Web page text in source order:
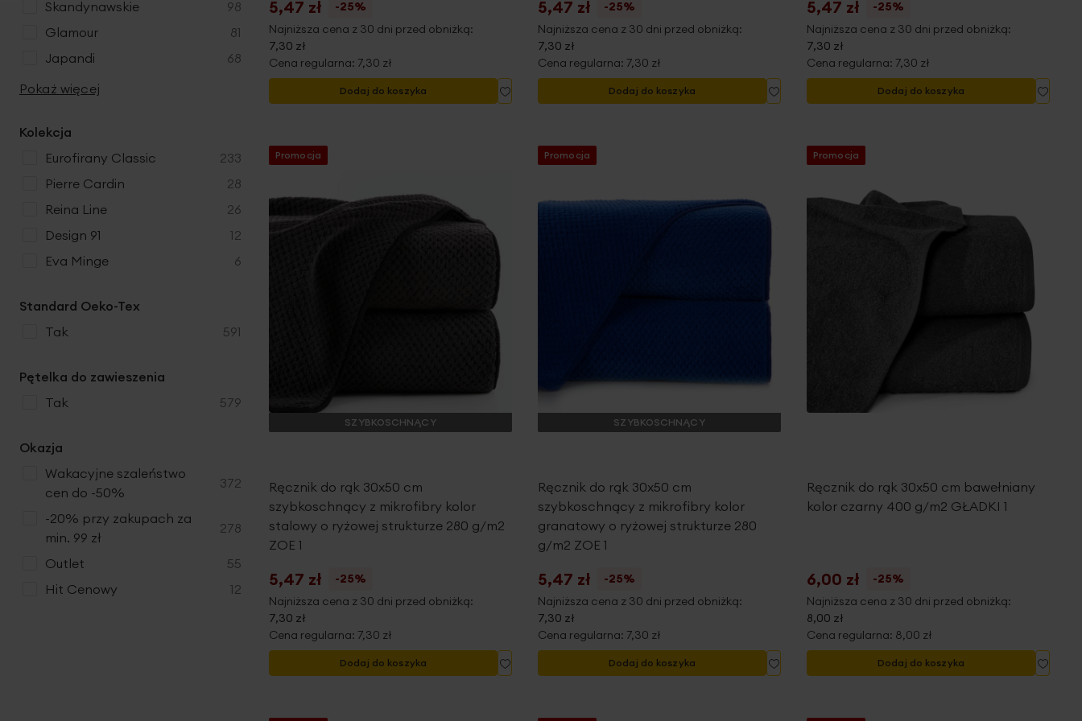
5,47 zł
-25%
Najniższa cena z 30 dni przed obniżką:
7,30 zł
Cena regularna: 7,30 zł
Dodaj do koszyka
do
5,47 zł
-25%
Najniższa cena z 30 dni przed obniżką:
7,30 zł
Cena regularna: 7,30 zł
Dodaj do koszyka
do
5,47 zł
-25%
Najniższa cena z 30 dni przed obniżką:
7,30 zł
Cena regularna: 7,30 zł
Dodaj do koszyka
Dodaj
do
Promocja
SZYBKOSCHNĄCY
Ręcznik do rąk 30x50 cm
szybkoschnący z mikrofibry kolor
stalowy o ryżowej strukturze 280 g/m2
ZOE 1
5,47 zł
-25%
Najniższa cena z 30 dni przed obniżką:
7,30 zł
Cena regularna: 7,30 zł
Dodaj do koszyka
do
Promocja
SZYBKOSCHNĄCY
Ręcznik do rąk 30x50 cm
szybkoschnący z mikrofibry kolor
granatowy o ryżowej strukturze 280
g/m2 ZOE 1
5,47 zł
-25%
Najniższa cena z 30 dni przed obniżką:
7,30 zł
Cena regularna: 7,30 zł
Dodaj do koszyka
do
Promocja
Ręcznik do rąk 30x50 cm bawełniany
kolor czarny 400 g/m2 GŁADKI 1
6,00 zł
-25%
Najniższa cena z 30 dni przed obniżką:
8,00 zł
Cena regularna: 8,00 zł
Dodaj do koszyka
Dodaj
do
skandynawskie
98
produkty
glamour
81
produkty
japandi
68
produkty
Pokaż więcej
Kolekcja
Eurofirany Classic
233
produkty
Pierre Cardin
28
produkty
Reina Line
26
produkty
Design 91
12
produkty
Eva Minge
6
produkty
Standard Oeko-Tex
tak
591
produkty
Pętelka do zawieszenia
tak
579
produkty
Okazja
Wakacyjne szaleństwo
cen do -50%
372
produkty
-20% przy zakupach za
min. 99 zł
278
produkty
Outlet 55
produkty
Hit Cenowy
12
produkty